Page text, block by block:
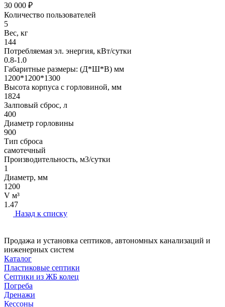
30 000 ₽
Количество пользователей
5
Вес, кг
144
Потребляемая эл. энергия, кВт/сутки
0.8-1.0
Габаритные размеры: (Д*Ш*В) мм
1200*1200*1300
Высота корпуса с горловиной, мм
1824
Залповый сброс, л
400
Диаметр горловины
900
Тип сброса
самотечный
Производительность, м3/сутки
1
Диаметр, мм
1200
V м³
1.47
Назад к списку
Продажа и установка септиков, автономных канализаций и
инженерных систем
Каталог
Пластиковые септики
Септики из ЖБ колец
Погреба
Дренажи
Кессоны